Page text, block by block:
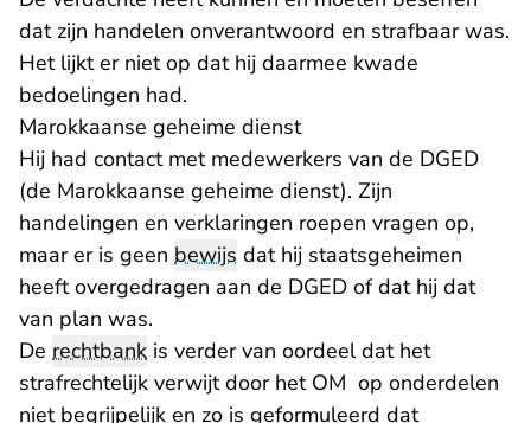
dat zijn handelen onverantwoord en strafbaar was.
Het lijkt er niet op dat hij daarmee kwade
bedoelingen had.
Marokkaanse geheime dienst
Hij had contact met medewerkers van de DGED
(de Marokkaanse geheime dienst). Zijn
handelingen en verklaringen roepen vragen op,
maar er is geen bewijs dat hij staatsgeheimen
heeft overgedragen aan de DGED of dat hij dat
van plan was.
De rechtbank is verder van oordeel dat het
strafrechtelijk verwijt door het OM op onderdelen
niet begrijpelijk en zo is geformuleerd dat